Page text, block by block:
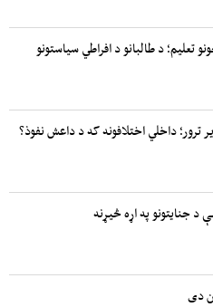
تعلیم؛ د طالبانو د افراطي سیاستونو
ترور؛ داخلي اختلافونه که د داعش نفوذ؟
د جنایتونو په اړه څیړنه
دی